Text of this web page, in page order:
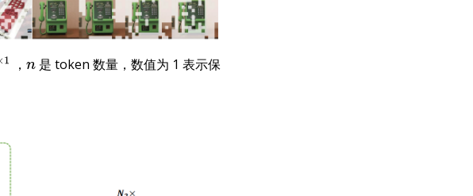
，n是 token 数量，数值为 1 表示保